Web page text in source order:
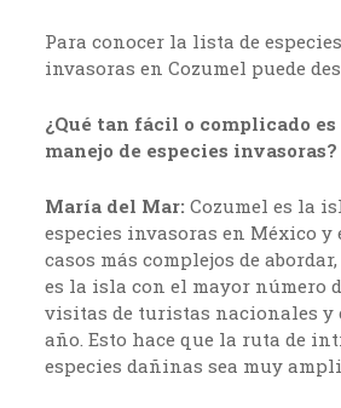
Para conocer la lista de
invasoras en Cozumel puede
¿Qué tan fácil o complicado
manejo de especies invasoras?
María del Mar: Cozumel es la
especies invasoras en México y
casos más complejos de
es la isla con el mayor número
visitas de turistas nacionales y
año. Esto hace que la ruta de
especies dañinas sea muy